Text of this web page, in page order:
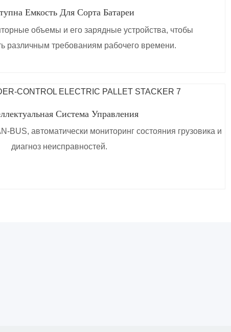
Емкость Для Сорта Батареи
объемы и его зарядные устройства, чтобы
различным требованиям рабочего времени.
Система Управления
BUS, автоматически мониторинг состояния грузовика и
диагноз неисправностей.